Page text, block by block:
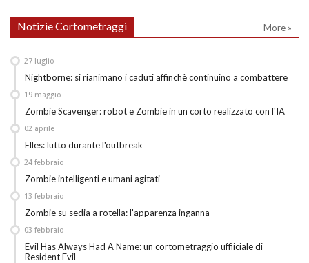
Notizie Cortometraggi More »
Nightborne: si rianimano i caduti affinchè continuino a combattere
27 luglio
Zombie Scavenger: robot e Zombie in un corto realizzato con l'IA
19 maggio
Elles: lutto durante l'outbreak
02 aprile
Zombie intelligenti e umani agitati
24 febbraio
Zombie su sedia a rotella: l'apparenza inganna
13 febbraio
Evil Has Always Had A Name: un cortometraggio uffiiciale di
Resident Evil
03 febbraio